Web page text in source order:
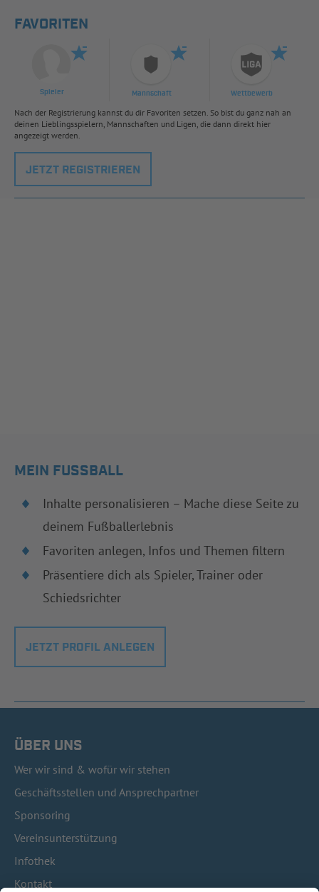
FAVORITEN
Spieler Mannschaft Wettbewerb
Nach der Registrierung kannst du dir Favoriten setzen. So bist du ganz nah an
deinen Lieblingsspielern, Mannschaften und Ligen, die dann direkt hier
angezeigt werden.
JETZT REGISTRIEREN
MEIN FUSSBALL
Inhalte personalisieren – Mache diese Seite zu
deinem Fußballerlebnis
Favoriten anlegen, Infos und Themen filtern
Präsentiere dich als Spieler, Trainer oder
Schiedsrichter
JETZT PROFIL ANLEGEN
ÜBER UNS
Wer wir sind & wofür wir stehen
Geschäftsstellen und Ansprechpartner
Sponsoring
Vereinsunterstützung
Infothek
Kontakt